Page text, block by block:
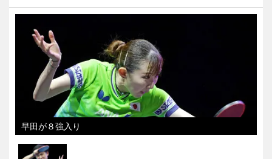
早田が８強入り